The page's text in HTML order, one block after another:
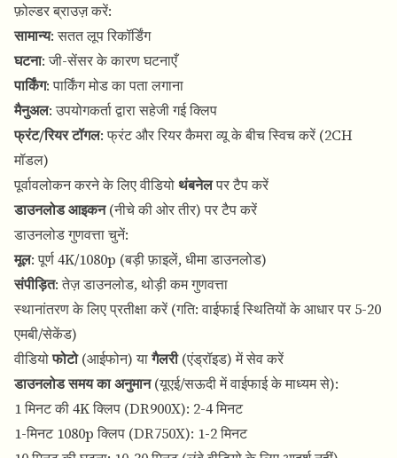
फ़ोल्डर ब्राउज़ करें:
सामान्य: सतत लूप रिकॉर्डिंग
घटना: जी-सेंसर के कारण घटनाएँ
पार्किंग: पार्किंग मोड का पता लगाना
मैनुअल: उपयोगकर्ता द्वारा सहेजी गई क्लिप
फ्रंट/रियर टॉगल: फ्रंट और रियर कैमरा व्यू के बीच स्विच करें (2CH
मॉडल)
पूर्वावलोकन करने के लिए वीडियोथंबनेलपर टैप करें
डाउनलोड आइकन(नीचे की ओर तीर) पर टैप करें
डाउनलोड गुणवत्ता चुनें:
मूल: पूर्ण 4K/1080p (बड़ी फ़ाइलें, धीमा डाउनलोड)
संपीड़ित: तेज़ डाउनलोड, थोड़ी कम गुणवत्ता
स्थानांतरण के लिए प्रतीक्षा करें (गति: वाईफाई स्थितियों के आधार पर 5-20
एमबी/सेकेंड)
वीडियोफोटो(आईफोन) यागैलरी(एंड्रॉइड) में सेव करें
डाउनलोड समय का अनुमान(यूएई/सऊदी में वाईफाई के माध्यम से):
1 मिनट की 4K क्लिप (DR900X): 2-4 मिनट
1-मिनट 1080p क्लिप (DR750X): 1-2 मिनट